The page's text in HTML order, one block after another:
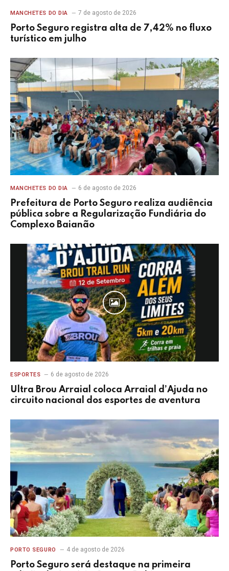
MANCHETES DO DIA 7 de agosto de 2026
Porto Seguro registra alta de 7,42% no fluxo
turístico em julho
MANCHETES DO DIA 6 de agosto de 2026
Prefeitura de Porto Seguro realiza audiência
pública sobre a Regularização Fundiária do
Complexo Baianão
ESPORTES 6 de agosto de 2026
Ultra Brou Arraial coloca Arraial d’Ajuda no
circuito nacional dos esportes de aventura
PORTO SEGURO 4 de agosto de 2026
Porto Seguro será destaque na primeira